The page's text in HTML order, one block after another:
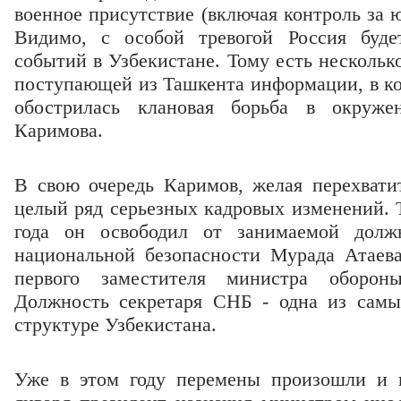
военное присутствие (включая контроль
Видимо, с особой тревогой Россия
событий в Узбекистане. Тому есть
поступающей из Ташкента информации, в
обострилась клановая борьба в
Каримова.
В свою очередь Каримов, желая
целый ряд серьезных кадровых изменений.
года он освободил от занимаемой
национальной безопасности Мурада
первого заместителя министра
Должность секретаря СНБ - одна из
структуре Узбекистана.
Уже в этом году перемены произошли